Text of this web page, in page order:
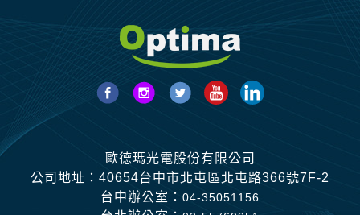
歐德瑪光電股份有限公司
公司地址：40654台中市北屯區北屯路366號7F-2
台中辦公室： 04-35051156